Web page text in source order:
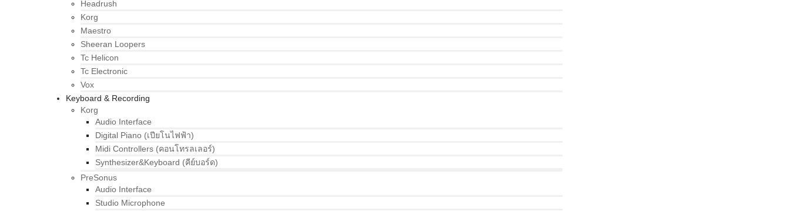
Headrush
Korg
Maestro
Sheeran Loopers
Tc Helicon
Tc Electronic
Vox
Keyboard & Recording
Korg
Audio Interface
Digital Piano (เปียโนไฟฟ้า)
Midi Controllers (คอนโทรลเลอร์)
Synthesizer&Keyboard (คีย์บอร์ด)
PreSonus
Audio Interface
Studio Microphone